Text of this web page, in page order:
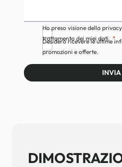
Ho preso visione della
trattamento dei miei dati.
Desidero ricevere le ultime
promozioni e offerte.
INVIA